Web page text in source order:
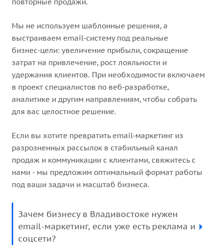
Мы не используем шаблонные решения, а
выстраиваем email‑систему под реальные
бизнес‑цели: увеличение прибыли, сокращение
затрат на привлечение, рост лояльности и
удержания клиентов. При необходимости включаем
в проект специалистов по веб‑разработке,
аналитике и другим направлениям, чтобы собрать
для вас целостное решение.
Если вы хотите превратить email‑маркетинг из
разрозненных рассылок в стабильный канал
продаж и коммуникации с клиентами, свяжитесь с
нами - мы предложим оптимальный формат работы
под ваши задачи и масштаб бизнеса.
Зачем бизнесу в Владивостоке нужен
email-маркетинг, если уже есть реклама и
соцсети?